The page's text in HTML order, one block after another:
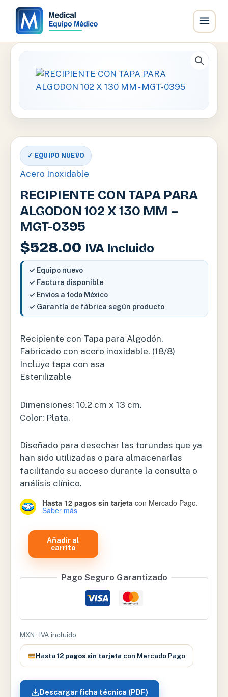
contenido
✓ EQUIPO NUEVO
Acero Inoxidable
RECIPIENTE CON TAPA PARA
ALGODON 102 X 130 MM –
MGT-0395
$528.00 IVA Incluido
✓ Equipo nuevo
✓ Factura disponible
✓ Envíos a todo México
✓ Garantía de fábrica según producto
Recipiente con Tapa para Algodón.
Fabricado con acero inoxidable. (18/8)
Incluye tapa con asa
Esterilizable
Dimensiones: 10.2 cm x 13 cm.
Color: Plata.
Diseñado para desechar las torundas que ya
han sido utilizadas o para almacenarlas
facilitando su acceso durante la consulta o
análisis clínico.
Hasta 12 pagos sin tarjeta con Mercado Pago.
Saber más
RECIPIENTE
MM
–
MGT-
cantidad
Añadir al
carrito
Pago Seguro Garantizado
MXN · IVA incluido
Hasta 12 pagos sin tarjeta con Mercado Pago
Descargar ficha técnica (PDF)